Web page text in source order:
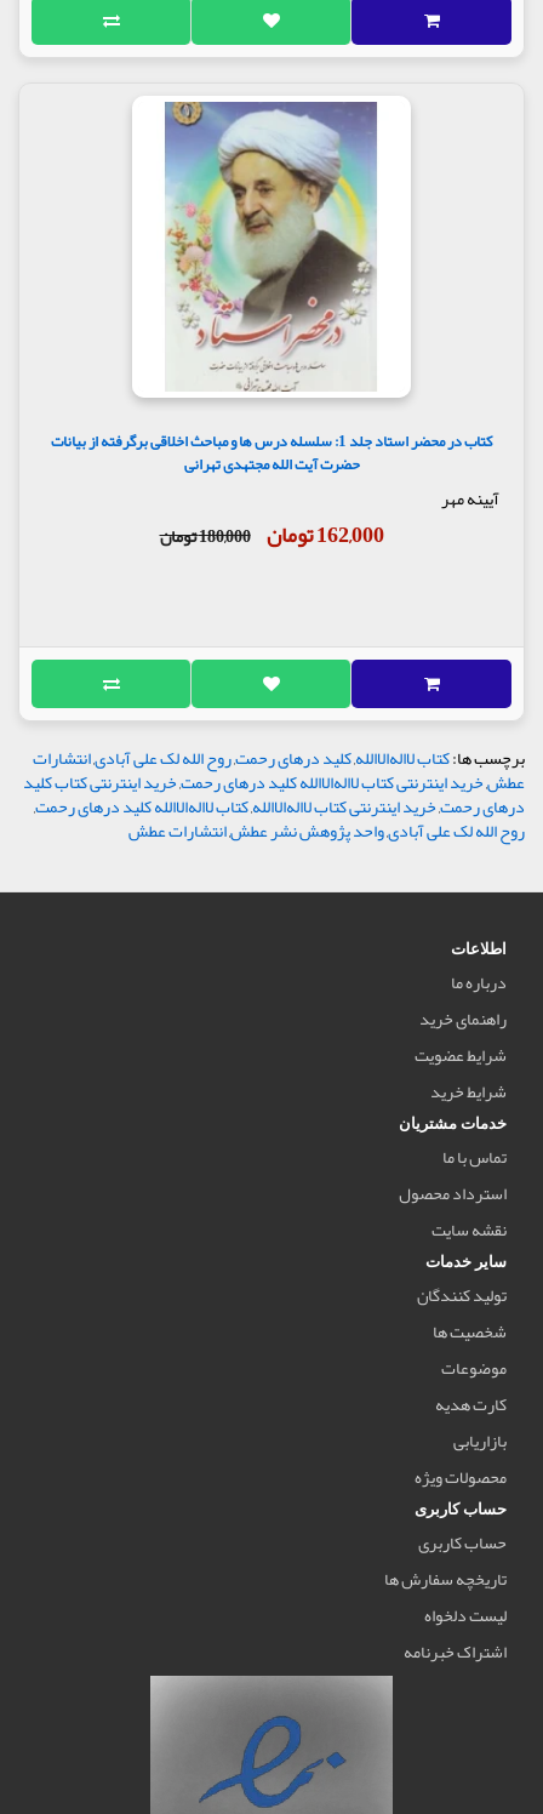
کتاب در محضر استاد جلد 1: سلسله درس ها و مباحث اخلاقی برگرفته از بیانات
حضرت آیت الله مجتهدی تهرانی
آیینه مهر
162,000 تومان 180,000 تومان
برچسب ها:کتاب لا‌اله‌الا‌الله,کلید درهای رحمت,روح الله لک علی آبادی,انتشارات
عطش,خرید اینترنتی کتاب لا‌اله‌الا‌الله کلید درهای رحمت,خرید اینترنتی کتاب کلید
درهای رحمت,خرید اینترنتی کتاب لا‌اله‌الا‌الله,کتاب لا‌اله‌الا‌الله کلید درهای رحمت,
روح الله لک علی آبادی,واحد پژوهش نشر عطش,انتشارات عطش
اطلاعات
درباره ما
راهنمای خرید
شرایط عضویت
شرایط خرید
خدمات مشتریان
تماس با ما
استرداد محصول
نقشه سایت
سایر خدمات
تولید کنندگان
شخصیت ها
موضوعات
کارت هدیه
بازاریابی
محصولات ویژه
حساب کاربری
حساب کاربری
تاریخچه سفارش ها
لیست دلخواه
اشتراک خبرنامه